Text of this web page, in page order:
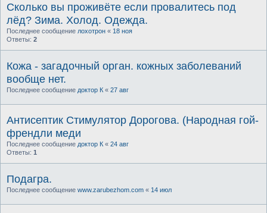
Сколько вы проживёте если провалитесь под
лёд? Зима. Холод. Одежда.
Последнее сообщение лохотрон « 18 ноя
Ответы: 2
Кожа - загадочный орган. кожных заболеваний
вообще нет.
Последнее сообщение доктор К « 27 авг
Антисептик Стимулятор Дорогова. (Народная гой-
френдли меди
Последнее сообщение доктор К « 24 авг
Ответы: 1
Подагра.
Последнее сообщение www.zarubezhom.com « 14 июл